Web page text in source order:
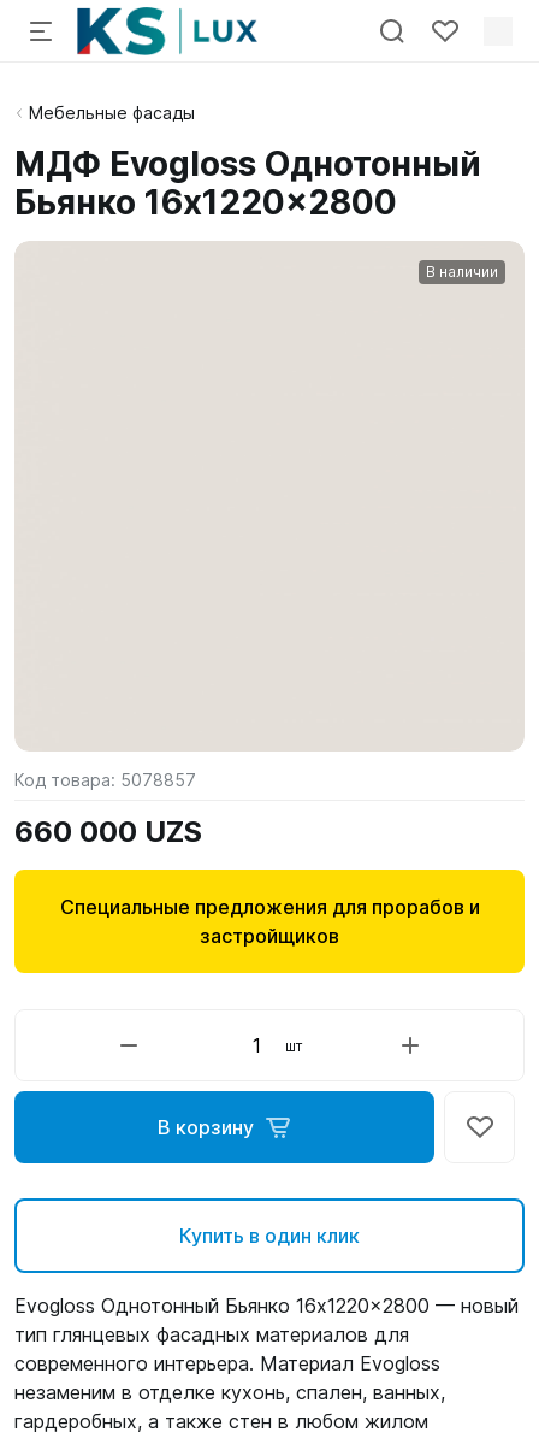
Мебельные фасады
МДФ Evogloss Однотонный
Бьянко 16x1220x2800
В наличии
Код товара: 5078857
660 000 UZS
Специальные предложения для прорабов и
застройщиков
шт
В корзину
Купить в один клик
Evogloss Однотонный Бьянко 16x1220x2800 — новый
тип глянцевых фасадных материалов для
современного интерьера. Материал Evogloss
незаменим в отделке кухонь, спален, ванных,
гардеробных, а также стен в любом жилом